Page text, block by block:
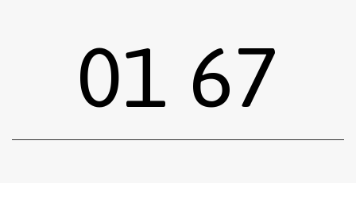
Sous-total :
Voir le panier Commander
01 67